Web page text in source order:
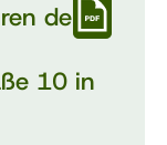
der
10 in